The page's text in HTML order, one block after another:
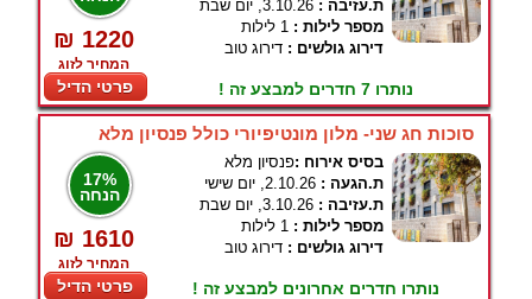
₪ 1220
המחיר לזוג
פרטי הדיל
ת.עזיבה : 3.10.26, יום שבת
מספר לילות : 1 לילות
דירוג גולשים : דירוג טוב
נותרו 7 חדרים למבצע זה !
סוכות חג שני- מלון מונטיפיורי כולל פנסיון מלא
17%
הנחה
₪ 1610
המחיר לזוג
פרטי הדיל
בסיס אירוח :פנסיון מלא
ת.הגעה : 2.10.26, יום שישי
ת.עזיבה : 3.10.26, יום שבת
מספר לילות : 1 לילות
דירוג גולשים : דירוג טוב
נותרו חדרים אחרונים למבצע זה !